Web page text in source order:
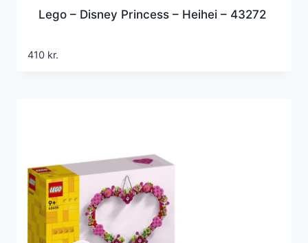
Lego – Disney Princess – Heihei – 43272
410 kr.